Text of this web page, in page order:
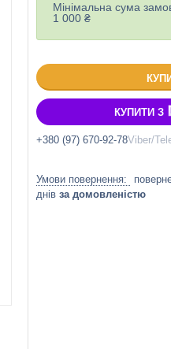
Мінімальна сума
1 000 ₴
КУПИТИ З
+380 (97) 670-92-78Viber/
днів за домовленістю